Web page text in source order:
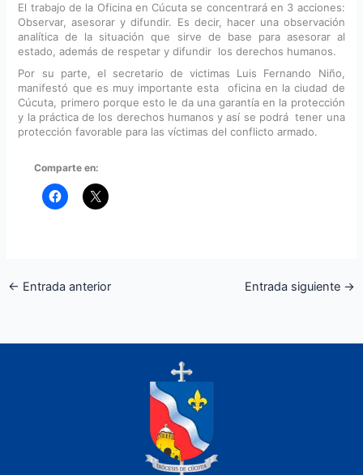
El trabajo de la Oficina en Cúcuta se concentrará en 3 acciones:
Observar, asesorar y difundir. Es decir, hacer una observación
analítica de la situación que sirve de base para asesorar al
estado, además de respetar y difundir los derechos humanos.
Por su parte, el secretario de victimas Luis Fernando Niño,
manifestó que es muy importante esta oficina en la ciudad de
Cúcuta, primero porque esto le da una garantía en la protección
y la práctica de los derechos humanos y así se podrá tener una
protección favorable para las víctimas del conflicto armado.
Comparte en:
← Entrada anterior Entrada siguiente →